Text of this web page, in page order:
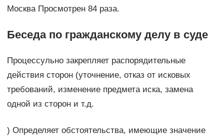
Москва Просмотрен 84 раза.
Беседа по гражданскому делу в суде
Процессульно закрепляет распорядительные
действия сторон (уточнение, отказ от исковых
требований, изменение предмета иска, замена
одной из сторон и т.д.
) Определяет обстоятельства, имеющие значение